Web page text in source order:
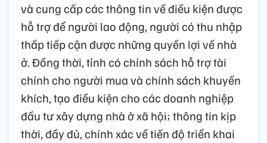
và cung cấp các thông tin về điều kiện được
hỗ trợ để người lao động, người có thu nhập
thấp tiếp cận được những quyền lợi về nhà
ở. Đồng thời, tỉnh có chính sách hỗ trợ tài
chính cho người mua và chính sách khuyến
khích, tạo điều kiện cho các doanh nghiệp
đầu tư xây dựng nhà ở xã hội; thông tin kịp
thời, đầy đủ, chính xác về tiến độ triển khai